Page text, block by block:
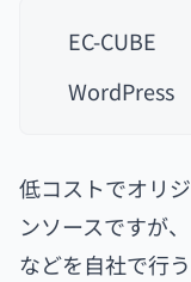
EC-CUBE
WordPress
低コストでオリ
ンソースですが
などを自社で行